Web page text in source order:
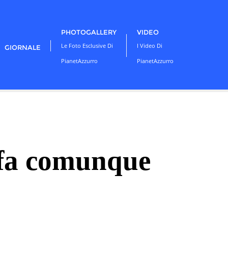
GIORNALE
PHOTOGALLERY
Le Foto Esclusive Di
PianetAzzurro
VIDEO
I Video Di
PianetAzzurro
comunque